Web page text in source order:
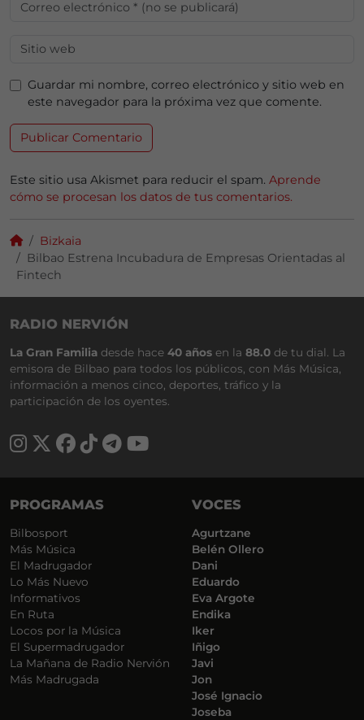
Guardar mi nombre, correo electrónico y sitio web en
este navegador para la próxima vez que comente.
Este sitio usa Akismet para reducir el spam. Aprende
cómo se procesan los datos de tus comentarios.
Bizkaia
Bilbao Estrena Incubadura de Empresas Orientadas al
Fintech
RADIO NERVIÓN
La Gran Familia desde hace 40 años en la 88.0 de tu dial. La
emisora de Bilbao para todos los públicos, con Más Música,
información a menos cinco, deportes, tráfico y la
participación de los oyentes.
PROGRAMAS
Bilbosport
Más Música
El Madrugador
Lo Más Nuevo
Informativos
En Ruta
Locos por la Música
El Supermadrugador
La Mañana de Radio Nervión
Más Madrugada
VOCES
Agurtzane
Belén Ollero
Dani
Eduardo
Eva Argote
Endika
Iker
Iñigo
Javi
Jon
José Ignacio
Joseba